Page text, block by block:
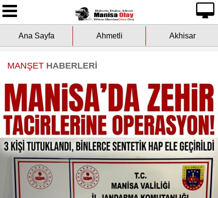
Yazarlarımız
Asayiş
Çevre
Dünya
Eğitim
Ekonomi
Genel
Ana Sayfa Ahmetli Akhisar
MANŞET HABERLERİ